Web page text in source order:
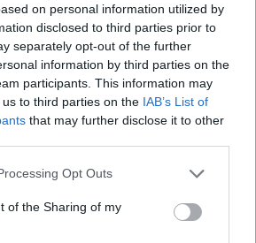
on personal information utilized by
disclosed to third parties prior to
separately opt-out of the further
information by third parties on the
participants. This information may
to third parties on the IAB’s List of
that may further disclose it to other
website/app uses one or more Google
or usage behaviour. You may click to
to Google and its third-party tags to
Opt Outs
of the Sharing of my
NÉPSZERŰ